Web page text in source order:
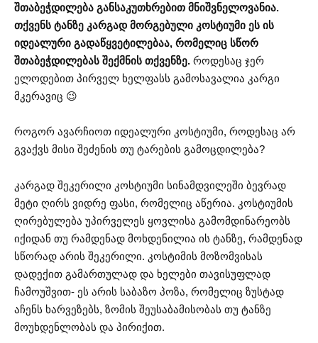
შთაბეჭდილება განსაკუთხრებით მნიშვნელოვანია.
თქვენს ტანზე კარგად მორგებული კოსტიუმი ეს ის
იდეალური გადაწყვეტილებაა, რომელიც სწორ
შთაბეჭდილებას შექმნის თქვენზე. როდესაც ჯერ
ელოდებით პირველ ხელფასს გამოსავალია კარგი
მკერავიც 😉
როგორ ავარჩიოთ იდეალური კოსტიუმი, როდესაც არ
გვაქვს მისი შეძენის თუ ტარების გამოცდილება?
კარგად შეკერილი კოსტიუმი სინამდვილეში ბევრად
მეტი ღირს ვიდრე ფასი, რომელიც აწერია. კოსტიუმის
ღირებულება უპირველეს ყოვლისა გამომდინარეობს
იქიდან თუ რამდენად მოხდენილია ის ტანზე, რამდენად
სწორად არის შეკერილი. კოსტიმის მოზომვისას
დადექით გამართულად და ხელები თავისუფლად
ჩამოუშვით- ეს არის საბაზო პოზა, რომელიც ზუსტად
აჩენს ხარვეზებს, ზომის შეუსაბამისობას თუ ტანზე
მოუხდენლობას და პირიქით.